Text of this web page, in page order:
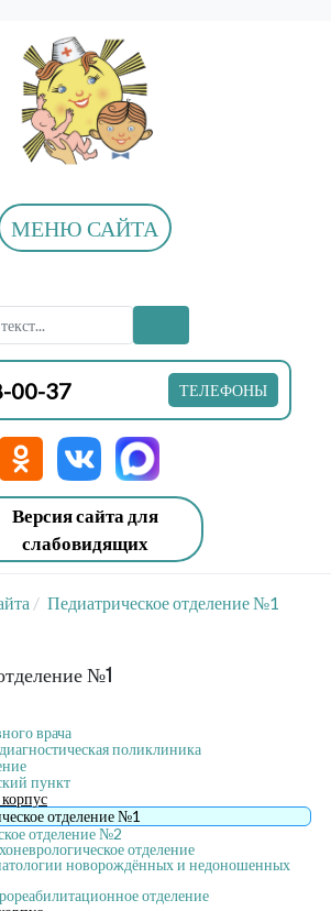
МЕНЮ САЙТА
00-37 ТЕЛЕФОНЫ
Версия сайта для
слабовидящих
Педиатрическое отделение №1
№1
врача
поликлиника
пункт
отделение №1
отделение №2
отделение
новорождённых и недоношенных
отделение